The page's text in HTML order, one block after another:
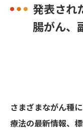
発表され
腸がん、
さまざまながん種
療法の最新情報、